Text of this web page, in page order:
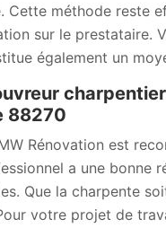
Cette méthode reste
sur le prestataire.
également un
88270
Rénovation est
a une bonne
Que la charpente
votre projet de